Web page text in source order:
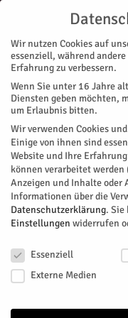
Start GEBUNDEN
#16
April 1, 2013 208 0
Facebook
Wir nutzen Cookies auf
essenziell, während
Erfahrung zu verbessern.
Wenn Sie unter 16 Jahre
Diensten geben möchten,
um Erlaubnis bitten.
Wir verwenden Cookies
Einige von ihnen sind
Website und Ihre
können verarbeitet werden
Anzeigen und Inhalte oder
Informationen über die
Datenschutzerklärung. Sie
Einstellungen widerrufen
Essenziell
Externe Medien